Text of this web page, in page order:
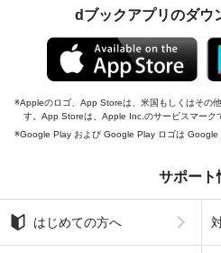
dブックアプリのダウ
Appleのロゴ、App Storeは、米国もしくはその
す。App Storeは、Apple Inc.のサービスマーク
Google Play および Google Play ロゴは Google
サポート
はじめての方へ